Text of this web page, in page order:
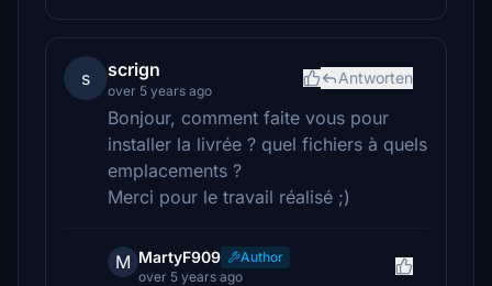
s scrign
over 5 years ago
Antworten
Bonjour, comment faite vous pour
installer la livrée ? quel fichiers à quels
emplacements ?
Merci pour le travail réalisé ;)
M MartyF909
Author
over 5 years ago